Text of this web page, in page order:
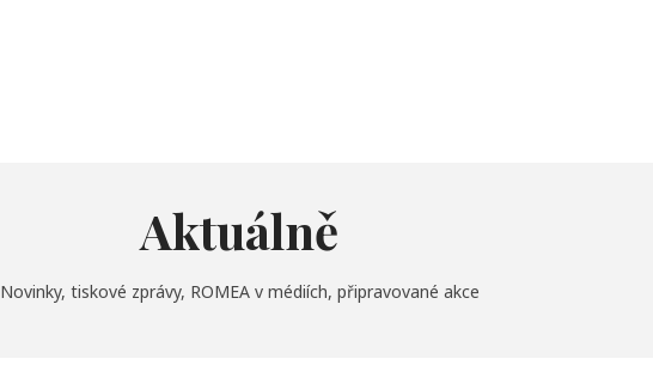
Aktuálně
Novinky, tiskové zprávy, ROMEA v médiích, připravované akce